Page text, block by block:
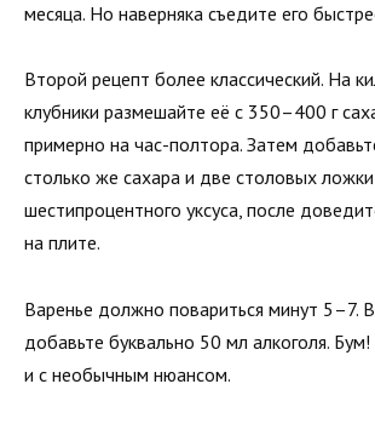
месяца. Но наверняка съедите его
Второй рецепт более классический. На
клубники размешайте её с 350–400 г
примерно на час-полтора. Затем
столько же сахара и две столовых ложки
шестипроцентного уксуса, после
на плите.
Варенье должно повариться минут 5–7.
добавьте буквально 50 мл алкоголя. Бум!
и с необычным нюансом.